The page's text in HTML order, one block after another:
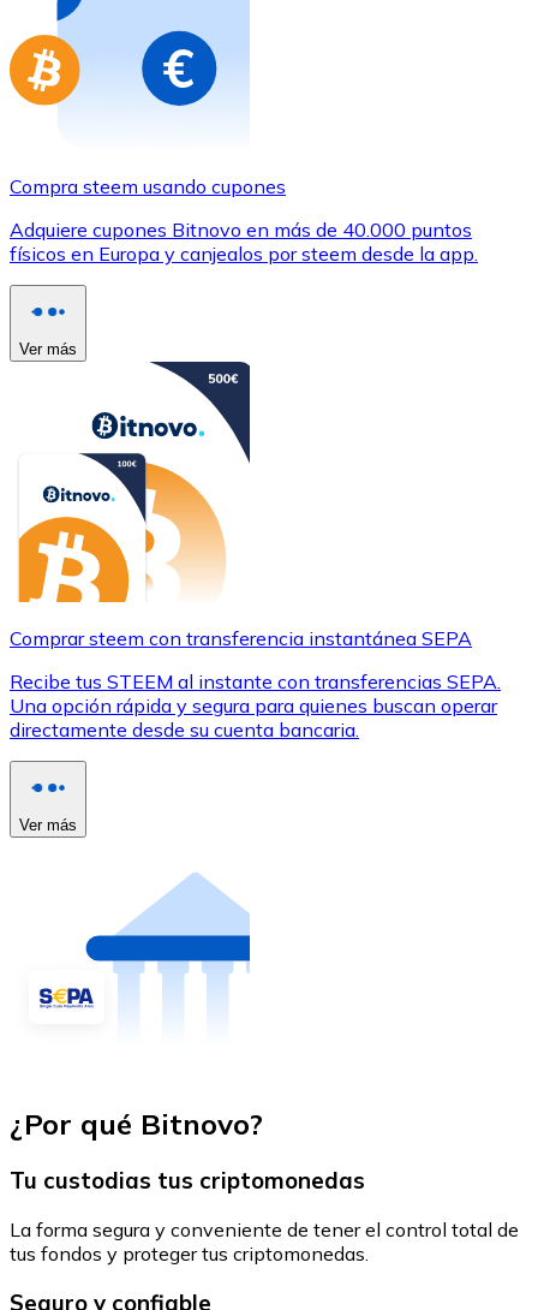
Ir a la tienda de tarjetas regalo
Compra steem usando cupones
Adquiere cupones Bitnovo en más de 40.000 puntos
físicos en Europa y canjealos por steem desde la app.
Ver más
Comprar steem con transferencia instantánea SEPA
Recibe tus STEEM al instante con transferencias SEPA.
Una opción rápida y segura para quienes buscan operar
directamente desde su cuenta bancaria.
Ver más
¿Por qué Bitnovo?
Tu custodias tus criptomonedas
La forma segura y conveniente de tener el control total de
tus fondos y proteger tus criptomonedas.
Seguro y confiable